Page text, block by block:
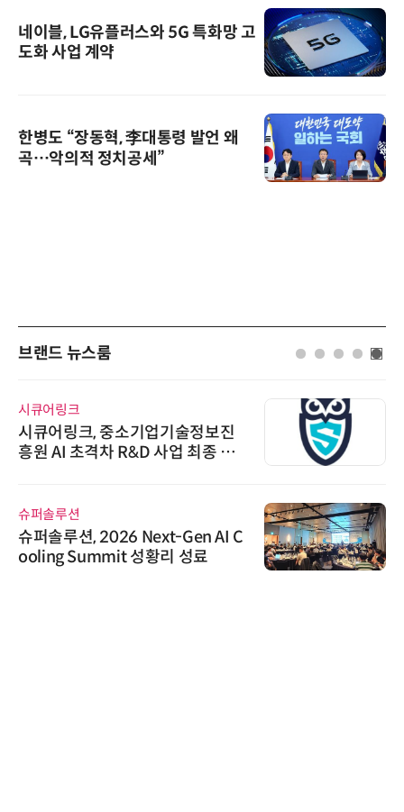
네이블, LG유플러스와 5G 특화망 고
도화 사업 계약
한병도 “장동혁, 李대통령 발언 왜
곡…악의적 정치공세”
브랜드 뉴스룸
시큐어링크
시큐어링크, 중소기업기술정보진
흥원 AI 초격차 R&D 사업 최종 선
슈퍼솔루션
슈퍼솔루션, 2026 Next-Gen AI C
ooling Summit 성황리 성료